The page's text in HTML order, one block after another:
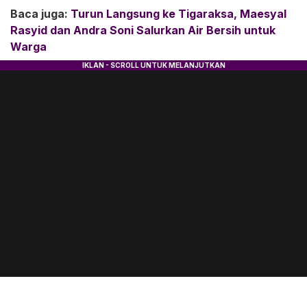
Baca juga: Turun Langsung ke Tigaraksa, Maesyal
Rasyid dan Andra Soni Salurkan Air Bersih untuk
Warga